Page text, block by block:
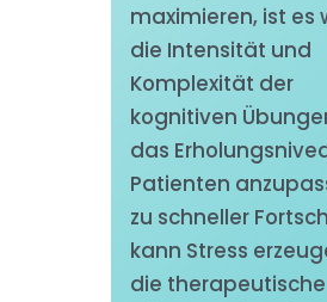
maximieren, ist es
die Intensität und
Komplexität der
kognitiven
das
Patienten
zu schneller
kann Stress
die therapeutische